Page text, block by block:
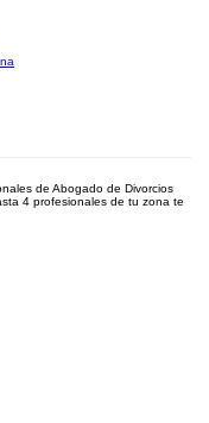
de Abogado de Divorcios
4 profesionales de tu zona te